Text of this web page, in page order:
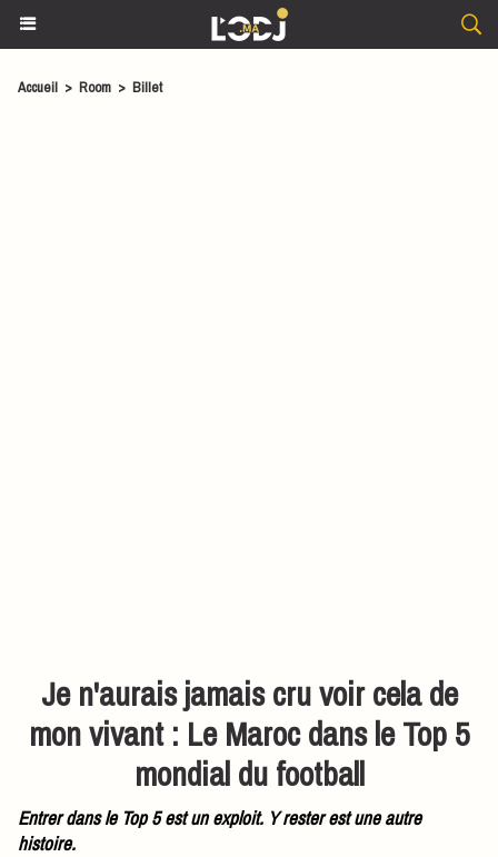
Accueil > Room > Billet
Je n'aurais jamais cru voir cela de
mon vivant : Le Maroc dans le Top 5
mondial du football
Entrer dans le Top 5 est un exploit. Y rester est une autre
histoire.